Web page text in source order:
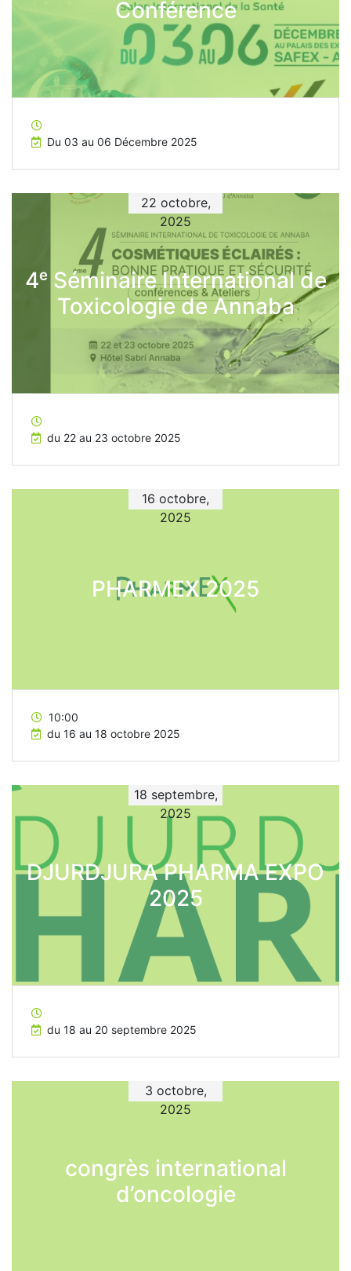
Conférence
Du 03 au 06 Décembre 2025
22 octobre,
2025
4ᵉ Séminaire International de
Toxicologie de Annaba
du 22 au 23 octobre 2025
16 octobre,
2025
PHARMEX 2025
10:00
du 16 au 18 octobre 2025
18 septembre,
2025
DJURDJURA PHARMA EXPO
2025
du 18 au 20 septembre 2025
3 octobre,
2025
congrès international
d’oncologie